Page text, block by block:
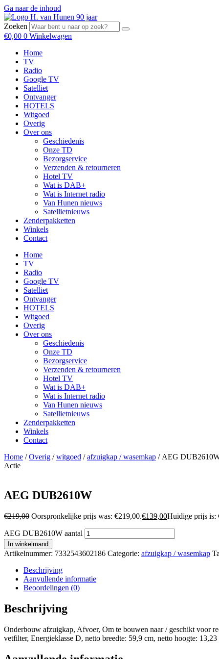
Ga naar de inhoud
Zoeken
€0,00 0 Winkelwagen
Home
TV
Radio
Google TV
Satelliet
Ontvanger
HOTELS
Witgoed
Overig
Over ons
Geschiedenis
Onze TD
Bezorgservice
Verzenden & retourneren
Hotel TV
Wat is DAB+
Wat is Internet radio
Van Hunen nieuws
Satellietnieuws
Zenderpakketten
Winkels
Contact
Home
TV
Radio
Google TV
Satelliet
Ontvanger
HOTELS
Witgoed
Overig
Over ons
Geschiedenis
Onze TD
Bezorgservice
Verzenden & retourneren
Hotel TV
Wat is DAB+
Wat is Internet radio
Van Hunen nieuws
Satellietnieuws
Zenderpakketten
Winkels
Contact
Home /Overig /witgoed /afzuigkap / wasemkap / AEG
Actie
AEG DUB2610W
€219,00 Oorspronkelijke prijs was: €219,00.€139,00Huidige prijs is:
AEG DUB2610W aantal
In winkelmand
Artikelnummer: 7332543602186 Categorie: afzuigkap / wasemkap
Beschrijving
Aanvullende informatie
Beoordelingen (0)
Beschrijving
Onderbouw afzuigkap, Afvoer, Om te bouwen naar / geschikt voor
vetfilter, Energieklasse D, netto breedte: 59,9 cm, netto hoogte: